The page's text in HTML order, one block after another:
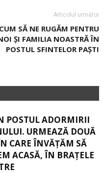
Articolul următor
CUM SĂ NE RUGĂM PENTRU
ȘI FAMILIA NOASTRĂ ÎN
POSTUL SFINTELOR PAȘTI
POSTUL ADORMIRII
URMEAZĂ DOUĂ
CARE ÎNVĂŢĂM SĂ
ACASĂ, ÎN BRAŢELE